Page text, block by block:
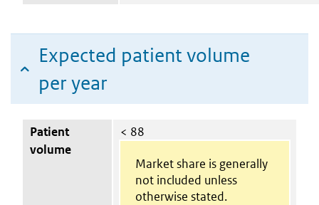
Expected patient volume
per year
Patient
volume
< 88
Market share is generally
not included unless
otherwise stated.